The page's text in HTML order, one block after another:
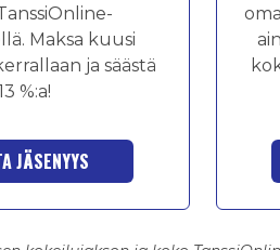
Maksa kuusi
ja säästä
%:a!
JÄSENYYS